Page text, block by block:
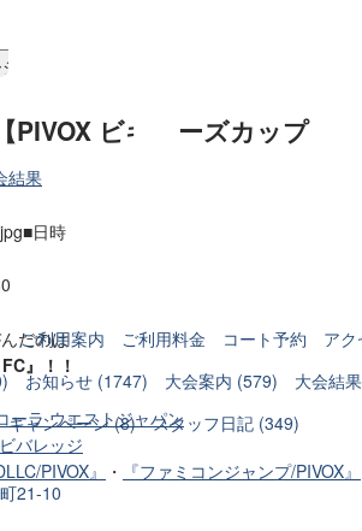
ご利用案内 ご利用料金 コート予約
アク
お知らせ (1747) 大会案内 (579) 大会結
キャンペーン (8) スタッフ日記 (349)
21-10
PIVOX ビギナーズカップ 12
結果
■日時
だのは
』！！
ーラ ウエストジャパン
バレッジ
PIVOX』 ・ 『ファミコンジャンプ/PIVOX』